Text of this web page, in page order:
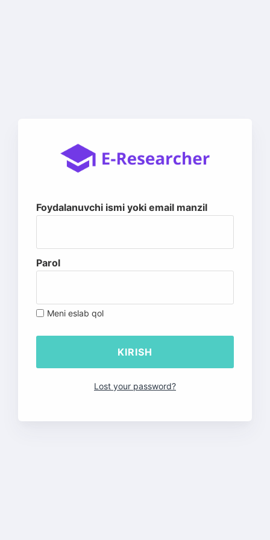
Foydalanuvchi ismi yoki email manzil
Parol
Meni eslab qol
Lost your password?